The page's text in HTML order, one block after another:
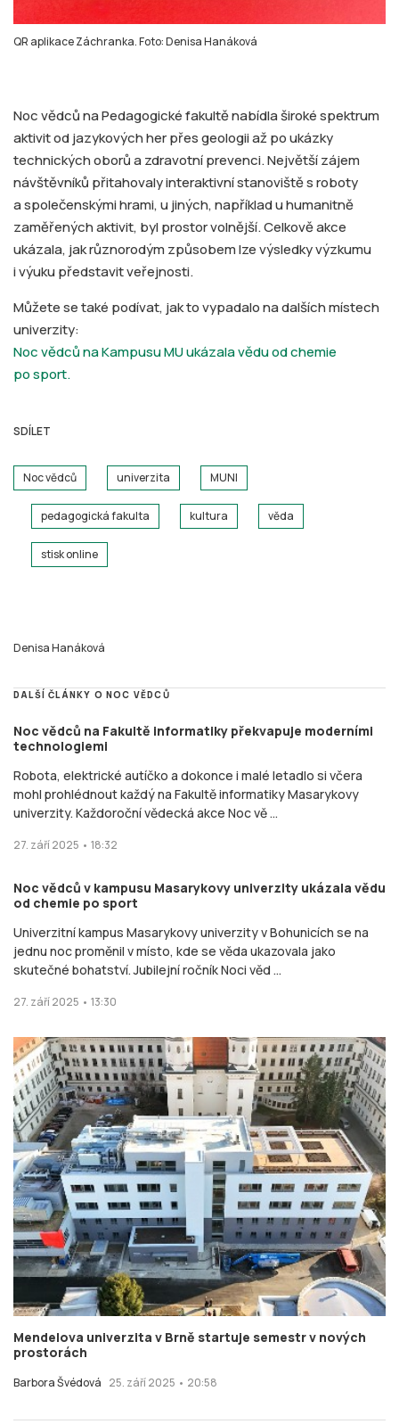
QR aplikace Záchranka. Foto: Denisa Hanáková
Noc vědců na Pedagogické fakultě nabídla široké spektrum
aktivit od jazykových her přes geologii až po ukázky
technických oborů a zdravotní prevenci. Největší zájem
návštěvníků přitahovaly interaktivní stanoviště s roboty
a společenskými hrami, u jiných, například u humanitně
zaměřených aktivit, byl prostor volnější. Celkově akce
ukázala, jak různorodým způsobem lze výsledky výzkumu
i výuku představit veřejnosti.
Můžete se také podívat, jak to vypadalo na dalších místech
univerzity:
Noc vědců na Kampusu MU ukázala vědu od chemie
po sport.
SDÍLET
Noc vědců univerzita MUNI
pedagogická fakulta kultura věda
stisk online
Denisa Hanáková
DALŠÍ ČLÁNKY O NOC VĚDCŮ
Noc vědců na Fakultě informatiky překvapuje moderními
technologiemi
Robota, elektrické autíčko a dokonce i malé letadlo si včera
mohl prohlédnout každý na Fakultě informatiky Masarykovy
univerzity. Každoroční vědecká akce Noc vě ...
27. září 2025 • 18:32
Noc vědců v kampusu Masarykovy univerzity ukázala vědu
od chemie po sport
Univerzitní kampus Masarykovy univerzity v Bohunicích se na
jednu noc proměnil v místo, kde se věda ukazovala jako
skutečné bohatství. Jubilejní ročník Noci věd ...
27. září 2025 • 13:30
Mendelova univerzita v Brně startuje semestr v nových
prostorách
Barbora Švédová 25. září 2025 • 20:58